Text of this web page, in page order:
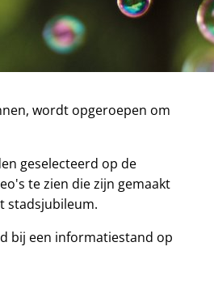
wordt opgeroepen om
geselecteerd op de
te zien die zijn gemaakt
stadsjubileum.
bij een informatiestand op